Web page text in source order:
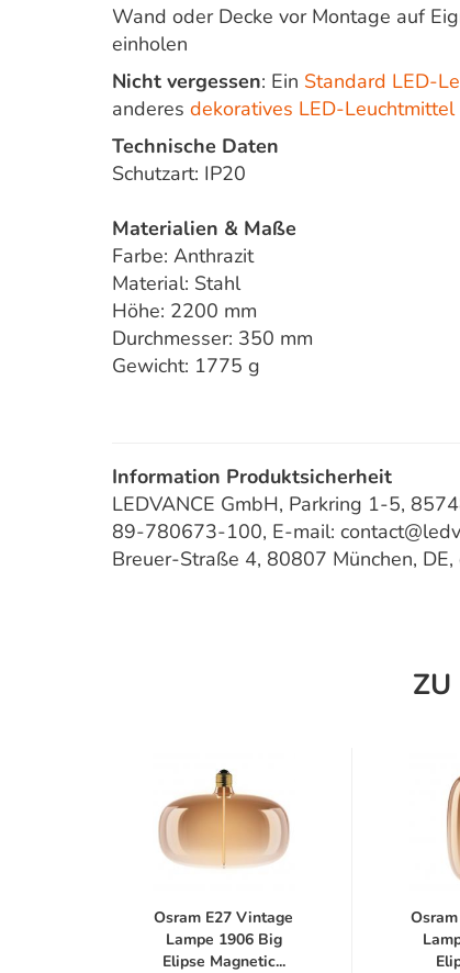
Wand oder Decke vor Montage auf
einholen
Nicht vergessen: Ein Standard LED-
anderes dekoratives LED-Leuchtmittel
Technische Daten
Schutzart: IP20
Materialien & Maße
Farbe: Anthrazit
Material: Stahl
Höhe: 2200 mm
Durchmesser: 350 mm
Gewicht: 1775 g
Information Produktsicherheit
LEDVANCE GmbH, Parkring 1-5,
89-780673-100, E-mail:
Breuer-Straße 4, 80807 München, DE,
ZU
Osram E27 Vintage
Lampe 1906 Big
Elipse Magnetic...